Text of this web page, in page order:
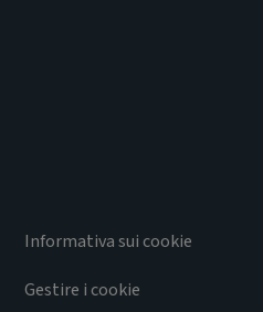
Informativa sui cookie
Gestire i cookie